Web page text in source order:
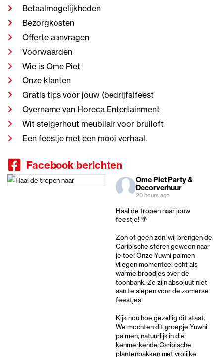
Betaalmogelijkheden
Bezorgkosten
Offerte aanvragen
Voorwaarden
Wie is Ome Piet
Onze klanten
Gratis tips voor jouw (bedrijfs)feest
Overname van Horeca Entertainment
Wit steigerhout meubilair voor bruiloft
Een feestje met een mooi verhaal.
Facebook berichten
Ome Piet Party &
Decorverhuur
20 hours ago
Haal de tropen naar jouw
feestje! 🌴
Zon of geen zon, wij brengen de
Caribische sferen gewoon naar
je toe! Onze Yuwhi palmen
vliegen momenteel echt als
warme broodjes over de
toonbank. Ze zijn absoluut niet
aan te slepen voor de zomerse
feestjes.
Kijk nou hoe gezellig dit staat.
We mochten dit groepje Yuwhi
palmen, natuurlijk in die
kenmerkende Caribische
plantenbakken met vrolijke